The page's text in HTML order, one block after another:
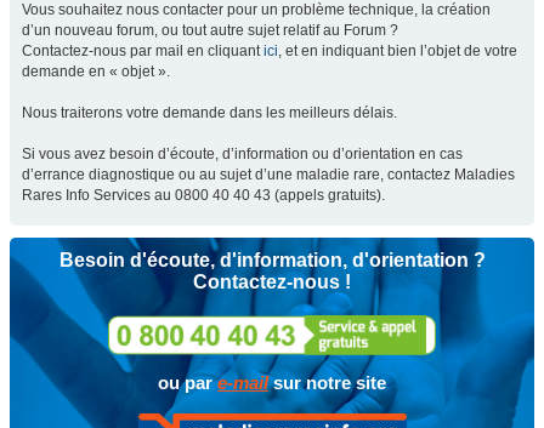
Vous souhaitez nous contacter pour un problème technique, la création
d’un nouveau forum, ou tout autre sujet relatif au Forum ?
Contactez-nous par mail en cliquantici, et en indiquant bien l’objet de votre
demande en « objet ».
Nous traiterons votre demande dans les meilleurs délais.
Si vous avez besoin d’écoute, d’information ou d’orientation en cas
d’errance diagnostique ou au sujet d’une maladie rare, contactez Maladies
Rares Info Services au 0800 40 40 43 (appels gratuits).
Besoin d'écoute, d'information, d'orientation ?
Contactez-nous !
ou pare-mailsur notre site